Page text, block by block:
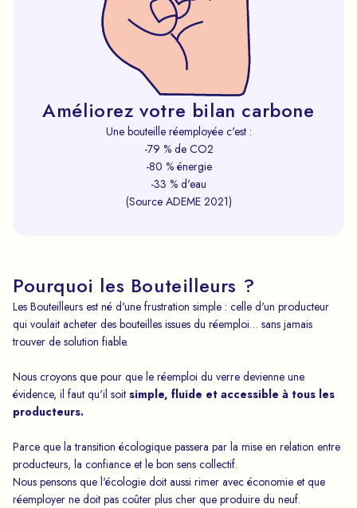
Améliorez votre bilan carbone
Une bouteille réemployée c'est :
-79 % de CO2
-80 % énergie
-33 % d'eau
(Source ADEME 2021)
Pourquoi les Bouteilleurs ?
Les Bouteilleurs est né d'une frustration simple : celle d'un producteur
qui voulait acheter des bouteilles issues du réemploi… sans jamais
trouver de solution fiable.
Nous croyons que pour que le réemploi du verre devienne une
évidence, il faut qu'il soit simple, fluide et accessible à tous les
producteurs.
Parce que la transition écologique passera par la mise en relation entre
producteurs, la confiance et le bon sens collectif.
Nous pensons que l'écologie doit aussi rimer avec économie et que
réemployer ne doit pas coûter plus cher que produire du neuf.